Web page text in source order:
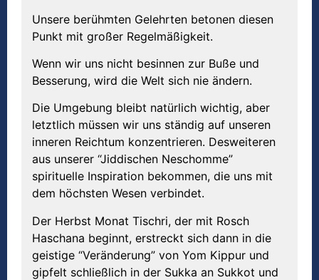
Unsere berühmten Gelehrten betonen diesen
Punkt mit großer Regelmäßigkeit.
Wenn wir uns nicht besinnen zur Buße und
Besserung, wird die Welt sich nie ändern.
Die Umgebung bleibt natürlich wichtig, aber
letztlich müssen wir uns ständig auf unseren
inneren Reichtum konzentrieren. Desweiteren
aus unserer “Jiddischen Neschomme”
spirituelle Inspiration bekommen, die uns mit
dem höchsten Wesen verbindet.
Der Herbst Monat Tischri, der mit Rosch
Haschana beginnt, erstreckt sich dann in die
geistige “Veränderung” von Yom Kippur und
gipfelt schließlich in der Sukka an Sukkot und